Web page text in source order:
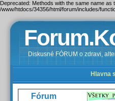
Deprecated: Methods with the same name
/www/htdocs/34356/html/forum/includes/
Diskusné FÓRUM o zdravi,
Hlavna
Fórum